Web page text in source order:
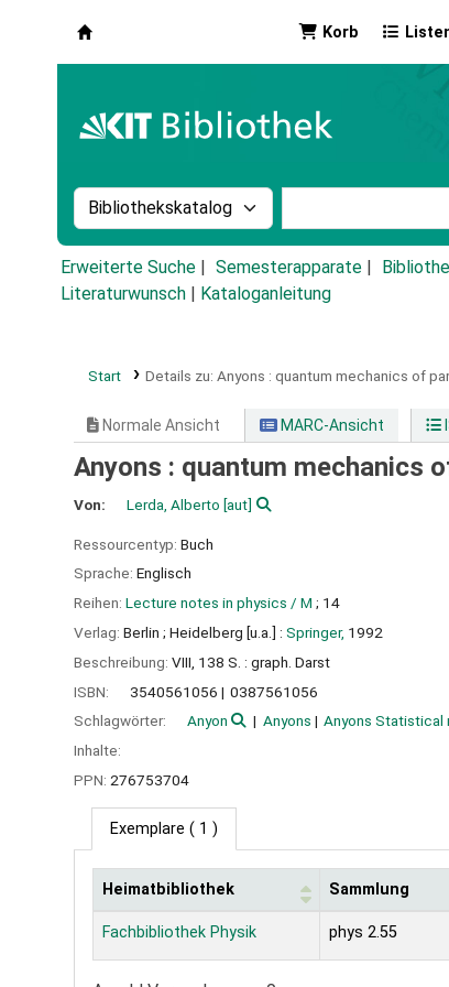
Korb
Suche im Katalog nach:
Erweiterte Suche Semesterapparate
Literaturwunsch
Kataloganleitung
Start Details zu: Anyons : quantum mechanics of
Normale Ansicht MARC-Ansicht
Anyons : quantum
Von: Lerda, Alberto [aut]
Ressourcentyp: Buch
Sprache: Englisch
Reihen: Lecture notes in physics / M ; 14
Verlag: Berlin ; Heidelberg [u.a.] : Springer, 1992
Beschreibung: VIII, 138 S. : graph. Darst
ISBN:
3540561056
0387561056
Schlagwörter:
Anyon Anyons Anyons Statistical
Inhalte:
PPN: 276753704
Exemplare ( 1 )
Exemplare
Heimatbibliothek Sammlung
Fachbibliothek Physik phys 2.55